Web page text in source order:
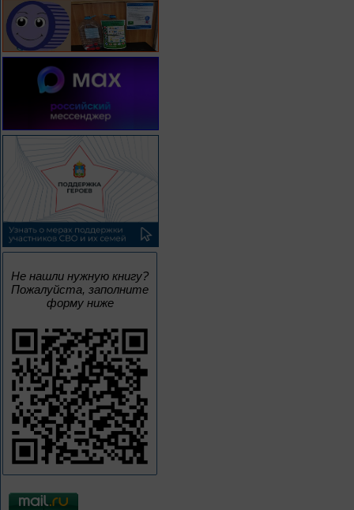
Не нашли нужную книгу?
Пожалуйста, заполните
форму ниже